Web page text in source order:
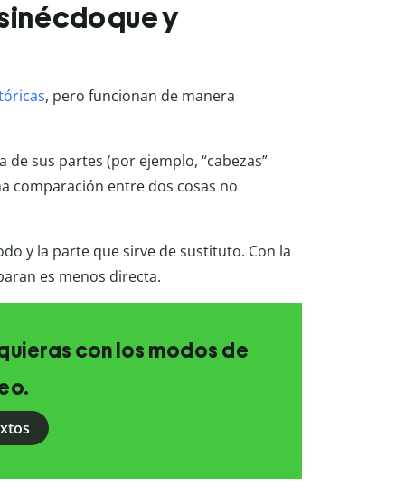
y
, pero funcionan de manera
sus partes (por ejemplo, “cabezas”
comparación entre dos cosas no
y la parte que sirve de sustituto. Con la
es menos directa.
con los modos de